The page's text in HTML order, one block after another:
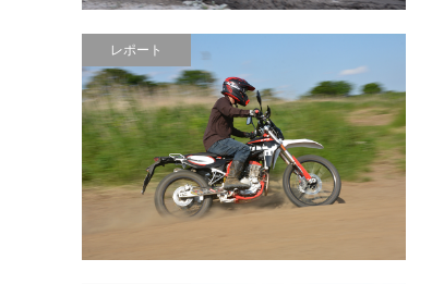
レポート